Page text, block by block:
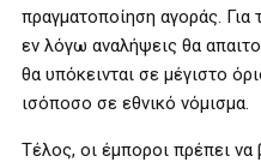
πραγματοποίηση αγοράς.
εν λόγω αναλήψεις θα
θα υπόκεινται σε μέγιστο
ισόποσο σε εθνικό νόμισμα.
Τέλος, οι έμποροι πρέπει να